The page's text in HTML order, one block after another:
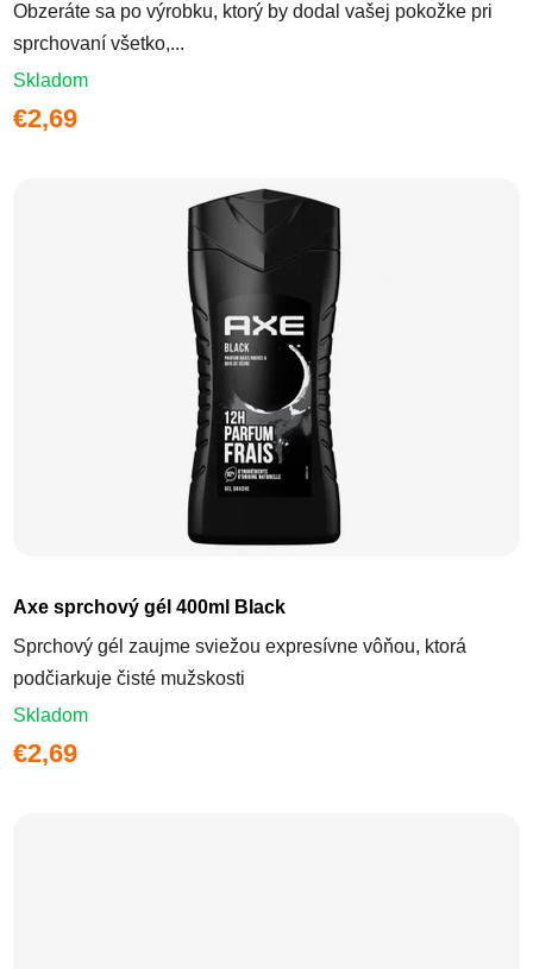
Obzeráte sa po výrobku, ktorý by dodal vašej pokožke pri
sprchovaní všetko,...
Skladom
€2,69
Axe sprchový gél 400ml Black
Sprchový gél zaujme sviežou expresívne vôňou, ktorá
podčiarkuje čisté mužskosti
Skladom
€2,69